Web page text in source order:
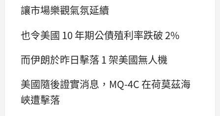
讓市場樂觀氣氛延續
也令美國 10 年期公債殖利率跌破 2%
而伊朗於昨日擊落 1 架美國無人機
美國隨後證實消息，MQ-4C 在荷莫茲海
峽遭擊落